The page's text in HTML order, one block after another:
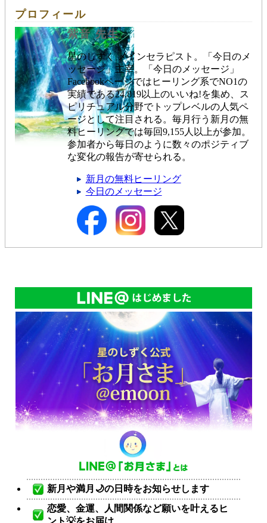
プロフィール
紫音 先生
星のしずく メインセラピスト。「今日のメ
ッセージ」主宰。「今日のメッセージ」
Facebookページではヒーリング系でNO1の
実績である24,819以上のいいね!を集め、ス
ピリチュアル分野でトップレベルの人気ペ
ージとして注目される。毎月行う新月の無
料ヒーリングでは毎回9,155人以上が参加。
参加者から毎日のように数々のポジティブ
な変化の報告が寄せられる。
新月の無料ヒーリング
今日のメッセージ
新月や満月🌙の日時をお知らせします
恋愛、金運、人間関係など願いを叶えるヒ